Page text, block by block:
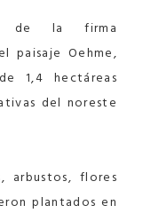
de la firma
paisaje Oehme,
1,4 hectáreas
del noreste
arbustos, flores
plantados en